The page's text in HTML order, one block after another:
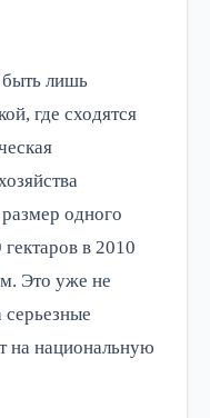
быть лишь
где сходятся
одного
в 2010
Это уже не
на национальную